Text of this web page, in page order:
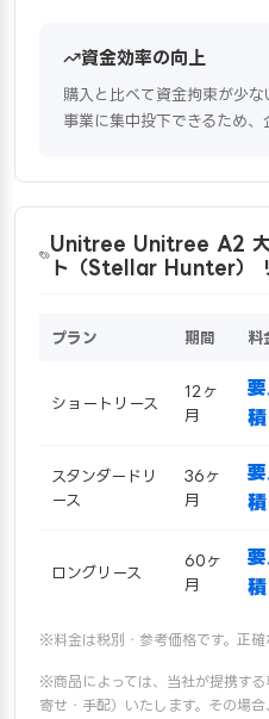
資金効率の向上
購入と比べて資金拘束が少
事業に集中投下できるため、
Unitree Unitree A2 大
ト（Stellar Hunter）
プラン 期間 料
ショートリース
12ヶ
月
積
スタンダードリ
ース
36ヶ
月
積
ロングリース
60ヶ
月
積
※料金は税別・参考価格です。正確
※商品によっては、当社が提携す
寄せ・手配）いたします。その場